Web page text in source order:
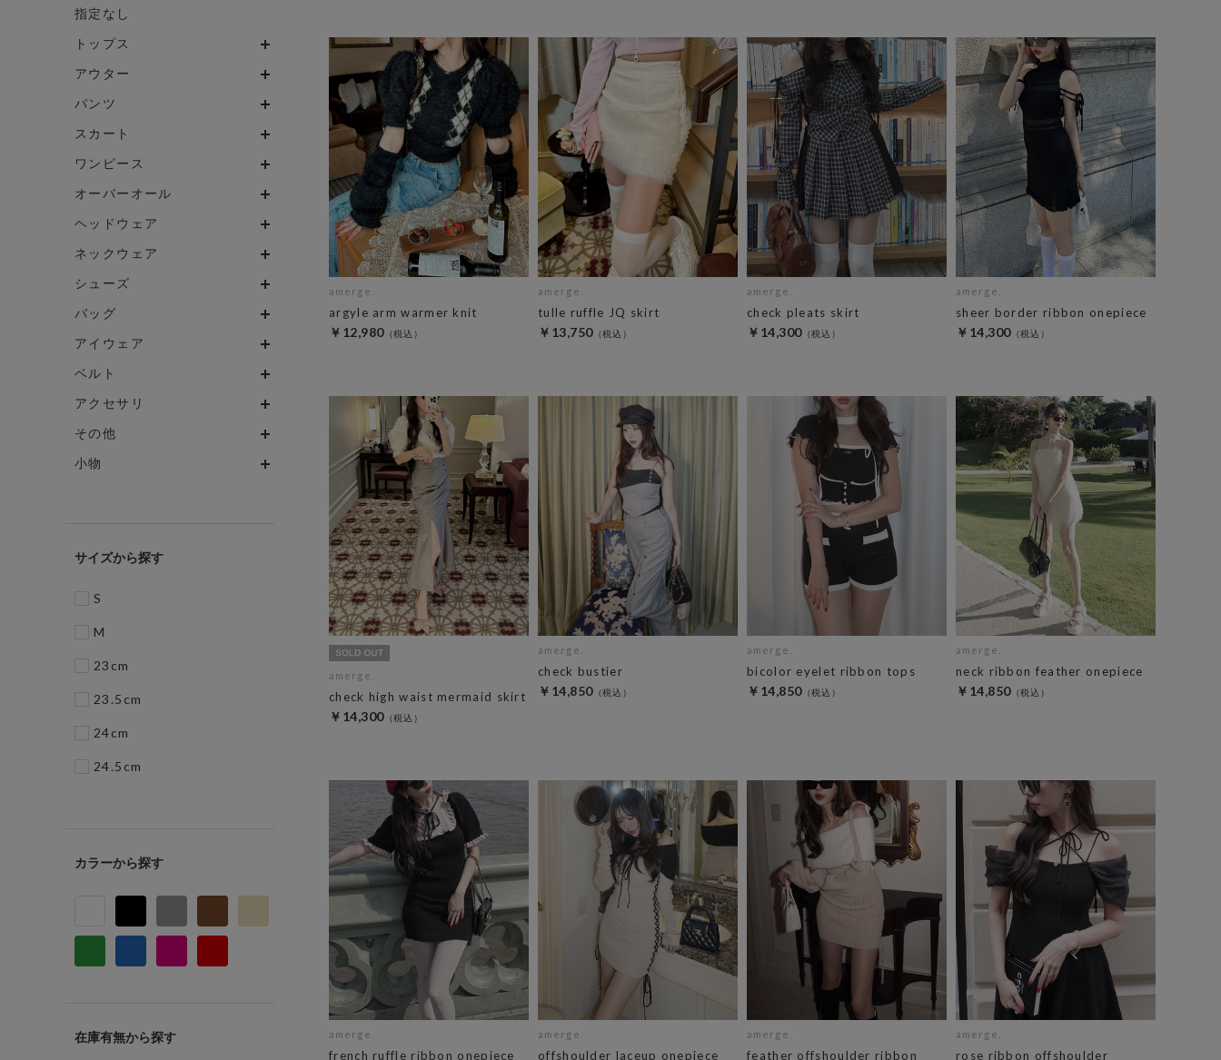
指定なし
トップス
アウター
パンツ
スカート
ワンピース
オーバーオール
ヘッドウェア
ネックウェア
シューズ
バッグ
アイウェア
ベルト
アクセサリ
その他
小物
サイズ
S
M
23cm
23.5cm
24cm
24.5cm
カラー
在庫有無
amerge.
argyle arm warmer knit
￥12,980
amerge.
tulle ruffle JQ skirt
￥13,750
amerge.
check pleats skirt
￥14,300
amerge.
sheer border ribbon onepiece
￥14,300
amerge.
check high waist mermaid skirt
￥14,300
amerge.
check bustier
￥14,850
amerge.
bicolor eyelet ribbon tops
￥14,850
amerge.
neck ribbon feather onepiece
￥14,850
amerge.
french ruffle ribbon onepiece
amerge.
offshoulder laceup onepiece
amerge.
feather offshoulder ribbon
amerge.
rose ribbon offshoulder